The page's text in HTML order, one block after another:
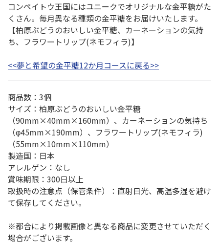
コンペイトウ王国にはユニークでオリジナルな金平糖がた
くさん。毎月異なる種類の金平糖をお届けいたします。
【柏原ぶどうのおいしい金平糖、カーネーションの気持
ち、フラワートリップ(ネモフィラ)】
<<夢と希望の金平糖12か月コースに戻る>>
商品数：3個
サイズ：柏原ぶどうのおいしい金平糖
（90mm×40mm×160mm）、カーネーションの気持ち
（φ45mm×190mm）、フラワートリップ(ネモフィラ)
（55mm×10mm×110mm）
製造国：日本
アレルゲン：なし
賞味期限：300日以上
取扱時の注意点（保管条件）：直射日光、高温多湿を避け
て保存してください。
※都合により掲載画像と異なる商品に変更させていただく
場合がございます。